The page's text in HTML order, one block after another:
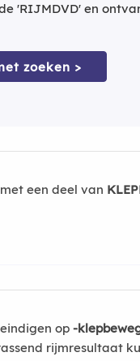
'RIJMDVD' en
zoeken >
een deel van
op -
rijmresultaat